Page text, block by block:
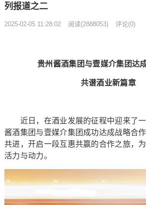
列报道之二
2025-02-05 11:28:02 阅读(2888053) 评论(0)
贵州酱酒集团与壹媒介集团达
共谱酒业新篇章
近日，在酒业发展的征程中迎来了一
酱酒集团与壹媒介集团成功达成战略合
共进，开启一段互惠共赢的合作之旅，
活力与动力。